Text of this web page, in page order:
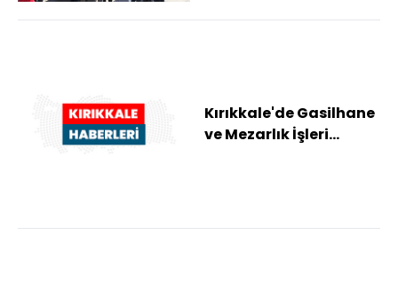
Kırıkkale'de Gasilhane
ve Mezarlık İşleri